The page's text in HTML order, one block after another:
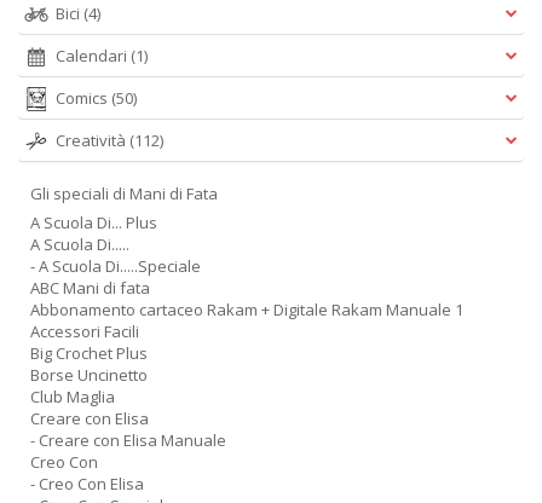
Bici (4)
Calendari (1)
Comics (50)
Creatività (112)
Gli speciali di Mani di Fata
A Scuola Di... Plus
A Scuola Di.....
- A Scuola Di.....Speciale
ABC Mani di fata
Abbonamento cartaceo Rakam + Digitale Rakam Manuale 1
Accessori Facili
Big Crochet Plus
Borse Uncinetto
Club Maglia
Creare con Elisa
- Creare con Elisa Manuale
Creo Con
- Creo Con Elisa